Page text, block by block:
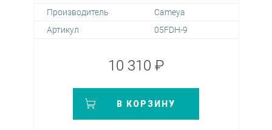
Производитель
Cameya
Артикул
05FDH-9
10 310 ₽
В КОРЗИНУ